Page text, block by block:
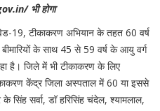
भी होगा
19, टीकाकरण अभियान के तहत 60 वर्ष
के साथ 45 से 59 वर्ष के आयु वर्ग
है। जिले में भी टीकाकरण के लिए
केंद्र जिला अस्पताल में 60 या इससे
सिंह सर्वा, डॉ हरिसिंह चंदेल, श्यामलाल,